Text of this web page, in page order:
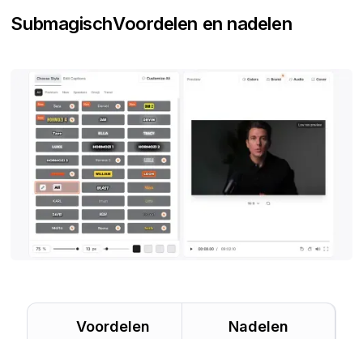
SubmagischVoordelen en nadelen
Voordelen Nadelen